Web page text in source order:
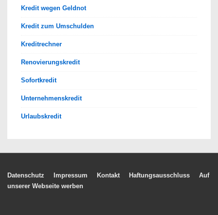
Kredit wegen Geldnot
Kredit zum Umschulden
Kreditrechner
Renovierungskredit
Sofortkredit
Unternehmenskredit
Urlaubskredit
Footer-
Datenschutz Impressum Kontakt Haftungsausschluss
Auf
unserer Webseite werben